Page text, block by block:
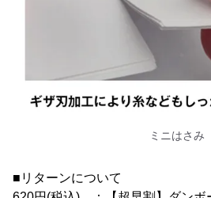
ミニはさみ
■リターンについて